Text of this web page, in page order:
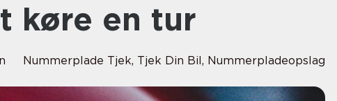
køre en tur
Nummerplade Tjek, Tjek Din Bil, Nummerpladeopslag